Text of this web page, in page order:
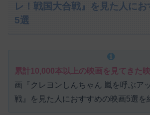
レ！戦国大合戦』を見た人に
5選
累計10,000本以上の映画を見てきた
画『クレヨンしんちゃん 嵐を呼ぶア
戦』を見た人におすすめの映画5選を